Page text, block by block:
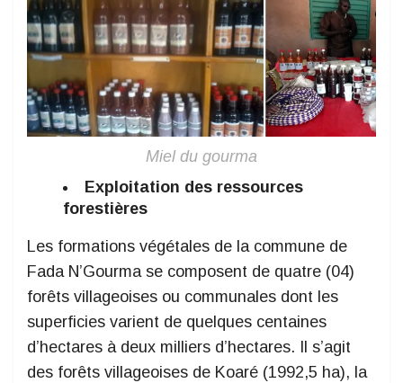
Miel du gourma
Exploitation des ressources
forestières
Les formations végétales de la commune de
Fada N’Gourma se composent de quatre (04)
forêts villageoises ou communales dont les
superficies varient de quelques centaines
d’hectares à deux milliers d’hectares. Il s’agit
des forêts villageoises de Koaré (1992,5 ha), la